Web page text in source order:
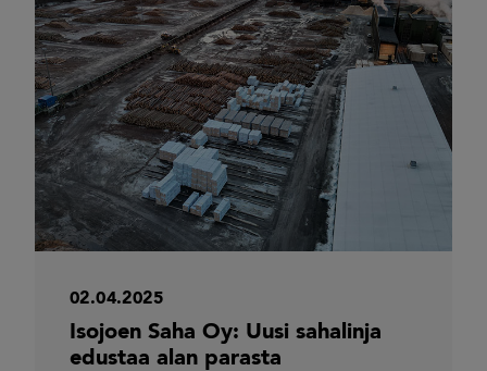
02.04.2025
Isojoen Saha Oy: Uusi sahalinja
edustaa alan parasta